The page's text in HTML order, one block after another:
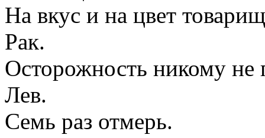
На вкус и на цвет
Рак.
Осторожность никому не
Лев.
Семь раз отмерь.